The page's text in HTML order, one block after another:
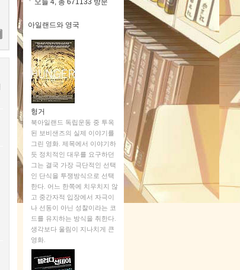
오늘 4, 총 671133 방문
아일랜드와 영국
헝거
북아일랜드 독립운동 중 투옥
된 보비샌즈의 실제 이야기를
그린 영화. 제목에서 이야기하
듯 정치적인 대우를 요구하던
그는 결국 가장 극단적인 선택
인 단식을 투쟁방식으로 선택
한다. 어느 한쪽에 치우치지 않
고 중간자적 입장에서 자극이
나 선동이 아닌 성찰이라는 코
드를 유지하는 방식을 취한다.
생각보다 울림이 지나치게 큰
영화.